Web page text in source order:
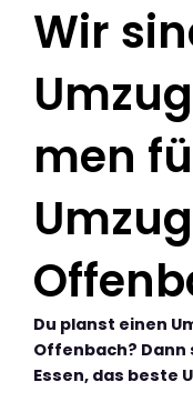
Wir
men
Du planst einen
Offenbach? Dann
Essen, das beste